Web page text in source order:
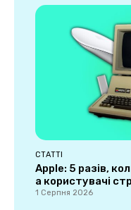
СТАТТІ
Apple: 5 разів,
а користувачі
1 Серпня 2026